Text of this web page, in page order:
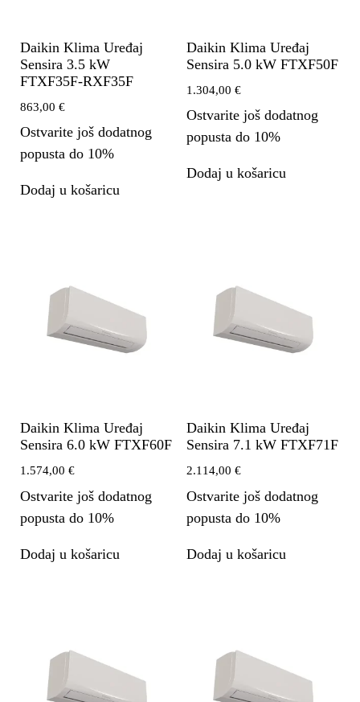
Daikin Klima Uređaj
Sensira 3.5 kW
FTXF35F-RXF35F
863,00 €
Ostvarite još dodatnog
popusta do 10%
Dodaj u košaricu
Daikin Klima Uređaj
Sensira 5.0 kW FTXF50F
1.304,00 €
Ostvarite još dodatnog
popusta do 10%
Dodaj u košaricu
Daikin Klima Uređaj
Sensira 6.0 kW FTXF60F
1.574,00 €
Ostvarite još dodatnog
popusta do 10%
Dodaj u košaricu
Daikin Klima Uređaj
Sensira 7.1 kW FTXF71F
2.114,00 €
Ostvarite još dodatnog
popusta do 10%
Dodaj u košaricu